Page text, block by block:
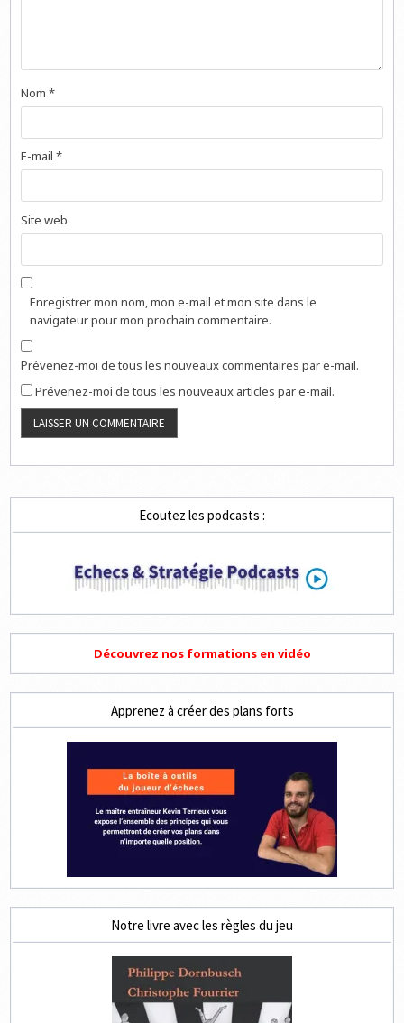
Nom*
E-mail*
Site web
Enregistrer mon nom, mon e-mail et mon site dans le
navigateur pour mon prochain commentaire.
Prévenez-moi de tous les nouveaux commentaires par e-mail.
Prévenez-moi de tous les nouveaux articles par e-mail.
Ecoutez les podcasts :
Découvrez nos formations en vidéo
Apprenez à créer des plans forts
Notre livre avec les règles du jeu